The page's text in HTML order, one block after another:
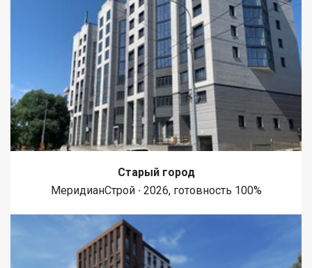
Старый город
МеридианСтрой ∙ 2026, готовность 100%